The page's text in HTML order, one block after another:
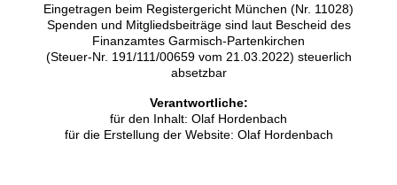
Eingetragen beim Registergericht München (Nr. 11028)
Spenden und Mitgliedsbeiträge sind laut Bescheid des
Finanzamtes Garmisch-Partenkirchen
(Steuer-Nr. 191/111/00659 vom 21.03.2022) steuerlich
absetzbar
Verantwortliche:
für den Inhalt: Olaf Hordenbach
für die Erstellung der Website: Olaf Hordenbach